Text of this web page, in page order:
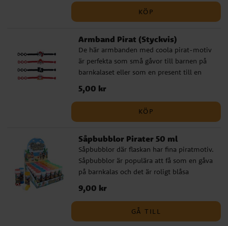
KÖP
Armband Pirat (Styckvis)
De här armbanden med coola pirat-motiv
är perfekta som små gåvor till barnen på
barnkalaset eller som en present till en
vän. Armbanden finns i fyra olika varianter
men de säljs osorterade och styckvis så
det blir en överraskning vilken du får.
Armbanden är justerbara i längd och är
Pris:5,00 kr
5,00 kr
KÖP
Såpbubblor Pirater 50 ml
Såpbubblor där flaskan har fina piratmotiv.
Såpbubblor är populära att få som en gåva
på barnkalas och det är roligt blåsa
bubblor tillsammans. Priset är per styck
och flaskan innehåller 50 ml.
Pris:9,00 kr
9,00 kr
GÅ TILL